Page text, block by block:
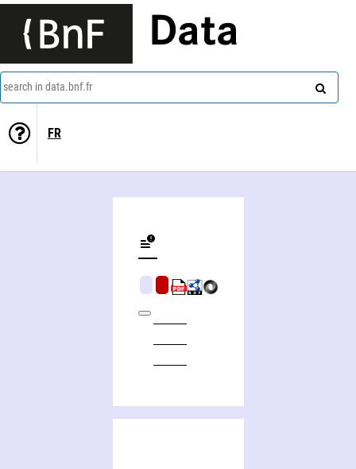
Data
search in data.bnf.fr
FR